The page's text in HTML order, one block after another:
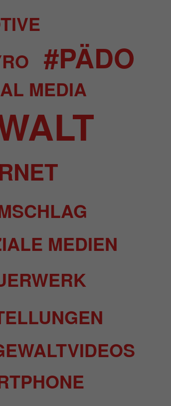
#PÄDO
MEDIA
MEDIEN